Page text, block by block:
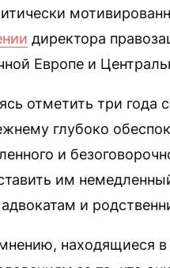
директора
Европе и
отметить три
глубоко
и
им
и
находящиеся в